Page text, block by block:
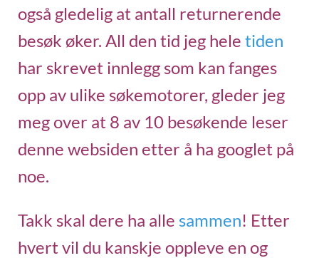
også gledelig at antall returnerende
besøk øker. All den tid jeg hele tiden
har skrevet innlegg som kan fanges
opp av ulike søkemotorer, gleder jeg
meg over at 8 av 10 besøkende leser
denne websiden etter å ha googlet på
noe.
Takk skal dere ha alle sammen! Etter
hvert vil du kanskje oppleve en og